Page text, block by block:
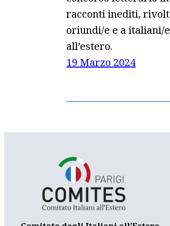
racconti inediti,
oriundi/e e a italiani/
all’estero.
19 Marzo 2024